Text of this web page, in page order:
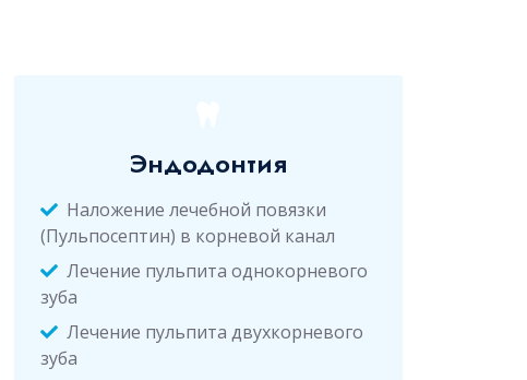
Эндодонтия
Наложение лечебной повязки
(Пульпосептин) в корневой канал
Лечение пульпита однокорневого
зуба
Лечение пульпита двухкорневого
зуба